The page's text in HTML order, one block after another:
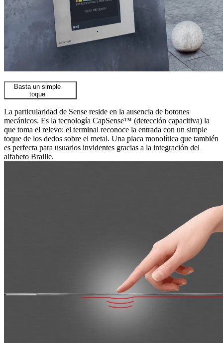
Basta un simple
toque
La particularidad de Sense reside en la ausencia de botones
mecánicos. Es la tecnología CapSense™ (detección capacitiva) la
que toma el relevo: el terminal reconoce la entrada con un simple
toque de los dedos sobre el metal. Una placa monolítica que también
es perfecta para usuarios invidentes gracias a la integración del
alfabeto Braille.